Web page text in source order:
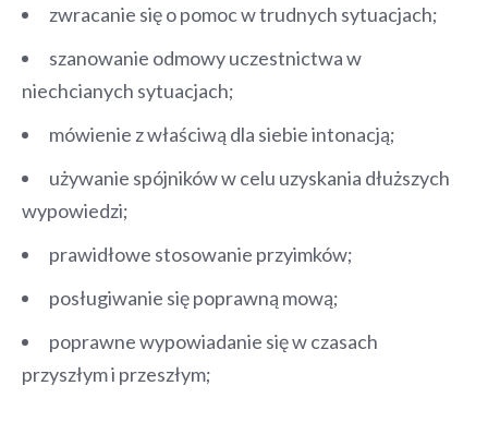
zwracanie się o pomoc w trudnych sytuacjach;
szanowanie odmowy uczestnictwa w
niechcianych sytuacjach;
mówienie z właściwą dla siebie intonacją;
używanie spójników w celu uzyskania dłuższych
wypowiedzi;
prawidłowe stosowanie przyimków;
posługiwanie się poprawną mową;
poprawne wypowiadanie się w czasach
przyszłym i przeszłym;